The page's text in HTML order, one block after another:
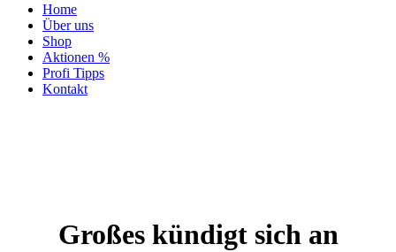
Home
Über uns
Shop
Aktionen %
Profi Tipps
Kontakt
Großes kündigt sich an